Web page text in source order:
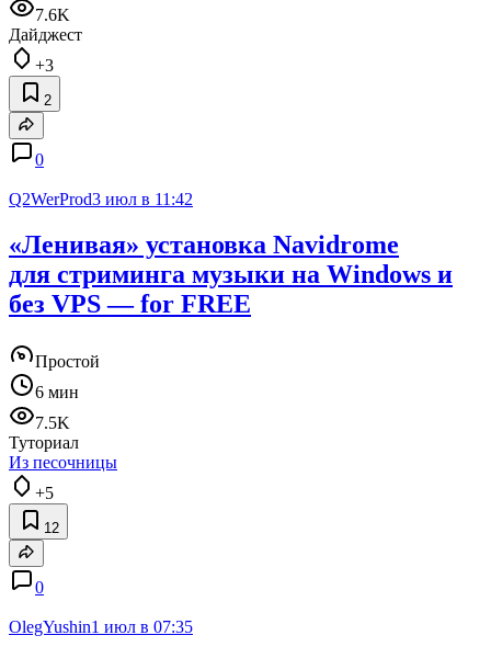
7.6K
Дайджест
+3
2
0
Q2WerProd3 июл в 11:42
«Ленивая» установка Navidrome
для стриминга музыки на Windows и
без VPS — for FREE
Простой
6 мин
7.5K
Туториал
Из песочницы
+5
12
0
OlegYushin1 июл в 07:35